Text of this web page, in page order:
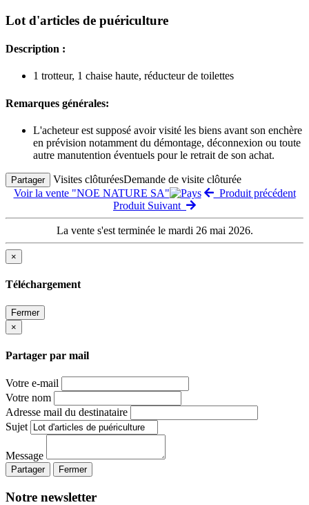
Lot d'articles de puériculture
Description :
1 trotteur, 1 chaise haute, réducteur de toilettes
Remarques générales:
L'acheteur est supposé avoir visité les biens avant son enchère
en prévision notamment du démontage, déconnexion ou toute
autre manutention éventuels pour le retrait de son achat.
Partager Visites clôturéesDemande de visite clôturée
Voir la vente "NOE NATURE SA"
Produit précédent
Produit Suivant
La vente s'est terminée le mardi 26 mai 2026.
×
Téléchargement
Fermer
×
Partager par mail
Votre e-mail
Votre nom
Adresse mail du destinataire
Sujet
Message
Partager Fermer
Notre newsletter